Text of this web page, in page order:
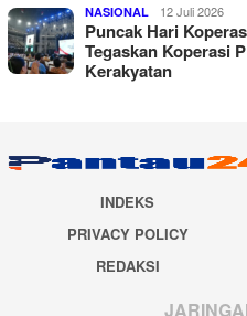
NASIONAL 12 Juli 2026
Puncak Hari
Tegaskan Koperasi
Kerakyatan
INDEKS
PRIVACY POLICY
REDAKSI